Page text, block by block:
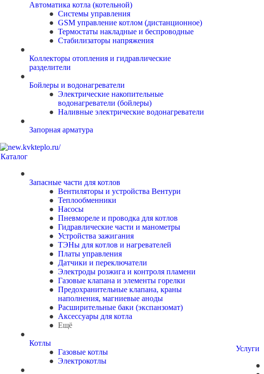
Автоматика котла (котельной)
Системы управления
GSM управление котлом (дистанционное)
Термостаты накладные и беспроводные
Стабилизаторы напряжения
Коллекторы отопления и гидравлические
разделители
Бойлеры и водонагреватели
Электрические накопительные
водонагреватели (бойлеры)
Наливные электрические водонагреватели
Запорная арматура
Каталог
Запасные части для котлов
Вентиляторы и устройства Вентури
Теплообменники
Насосы
Пневмореле и проводка для котлов
Гидравлические части и манометры
Устройства зажигания
ТЭНы для котлов и нагревателей
Платы управления
Датчики и переключатели
Электроды розжига и контроля пламени
Газовые клапана и элементы горелки
Предохранительные клапана, краны
наполнения, магниевые аноды
Расширительные баки (экспанзомат)
Аксессуары для котла
Ещё
Котлы
Газовые котлы
Электрокотлы
Услуги